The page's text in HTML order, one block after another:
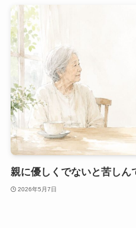
親に優しくでないと苦しん
2026年5月7日